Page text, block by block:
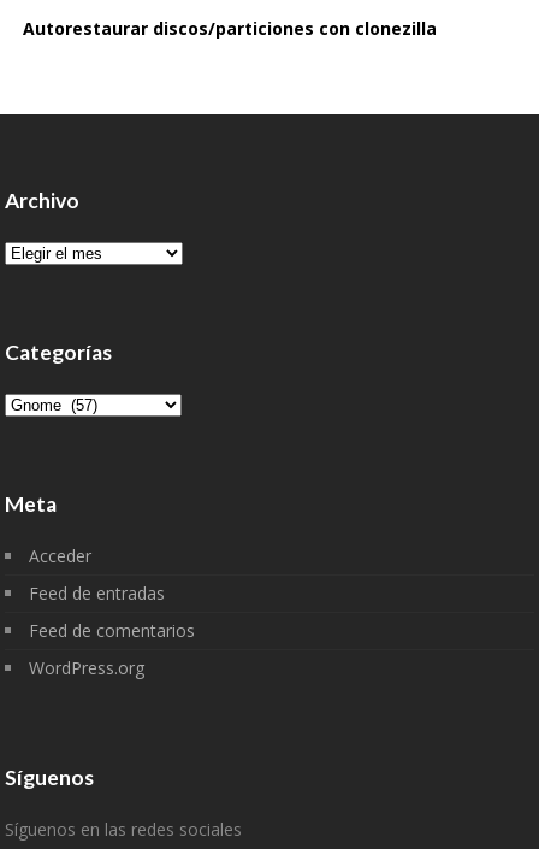
Autorestaurar discos/particiones con clonezilla
Archivo
Archivo
Categorías
Categorías
Meta
Acceder
Feed de entradas
Feed de comentarios
WordPress.org
Síguenos
Síguenos en las redes sociales